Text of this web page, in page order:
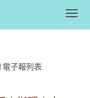
電子報列表